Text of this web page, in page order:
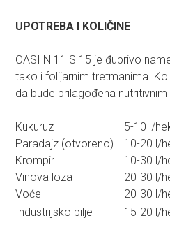
UPOTREBA I KOLIČINE
OASI N 11 S 15 je đubrivo
tako i folijarnim tretmanima.
da bude prilagođena
Kukuruz
5-10 l/
Paradajz (otvoreno)
10-20 l/
Krompir
10-30 l/
Vinova loza
20-30 l/
Voće
20-30 l/
Industrijsko bilje
15-20 l/